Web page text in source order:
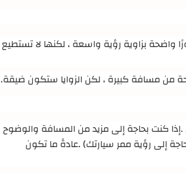
واضحة بزاوية رؤية واسعة ، لكنها لا تستطيع
من مسافة كبيرة ، لكن الزوايا ستكون ضيقة.
.إذا كنت بحاجة إلى مزيد من المسافة والوضوح
.عادةً ما تكون